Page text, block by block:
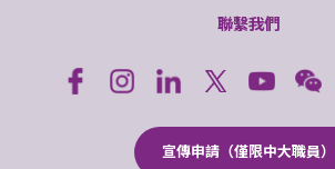
聯繫我們
宣傳申請（僅限中大職員）